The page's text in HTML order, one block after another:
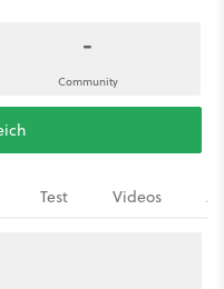
-
Community
Test Videos